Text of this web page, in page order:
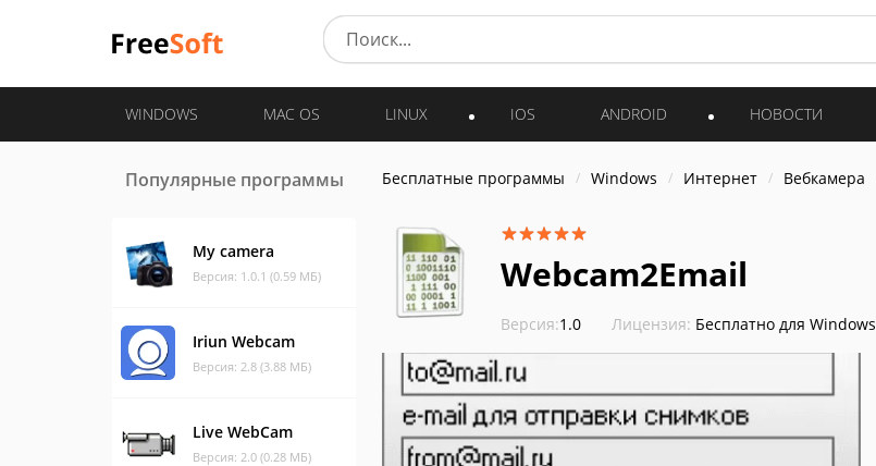
WINDOWS MAC OS LINUX IOS ANDROID НОВОСТИ
Популярные программы
My camera
Версия: 1.0.1 (0.59 МБ)
Iriun Webcam
Версия: 2.8 (3.88 МБ)
Live WebCam
Версия: 2.0 (0.28 МБ)
Бесплатные программы Windows Интернет Вебкамера
Webcam2Email
Версия:1.0 Лицензия: Бесплатно для Windows